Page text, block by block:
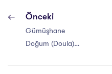
Önceki
Gümüşhane
Doğum (Doula)